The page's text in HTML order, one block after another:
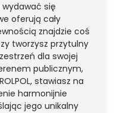
się
oferują cały
znajdzie coś
tworzysz przytulny
dla swojej
publicznym,
stawiasz na
harmonijnie
jego unikalny